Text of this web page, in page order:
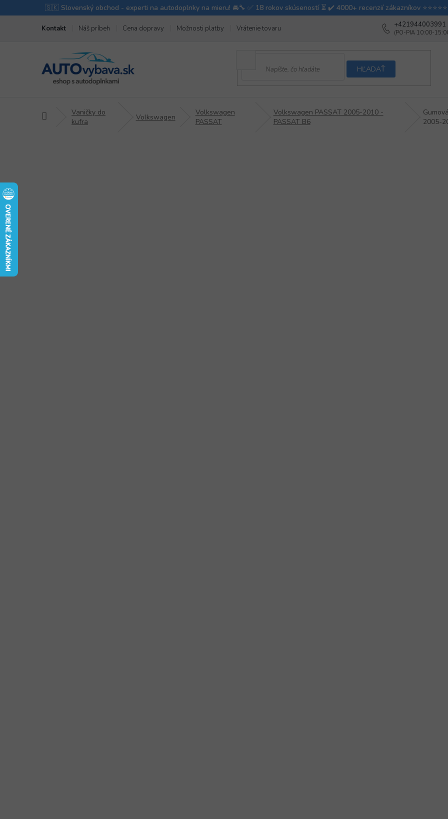
Kontakt Náš príbeh Cena dopravy Možnosti platby Vrátenie tovaru Ako balíme v
+421944003991
HĽADAŤ
DomovVaničky do
kufra
Volkswagen
Volkswagen
PASSAT
Volkswagen PASSAT 2005-2010 -
PASSAT B6
2005-